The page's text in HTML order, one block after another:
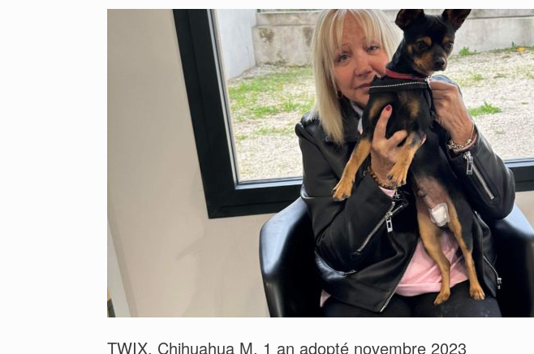
TWIX, Chihuahua M, 1 an adopté novembre 2023